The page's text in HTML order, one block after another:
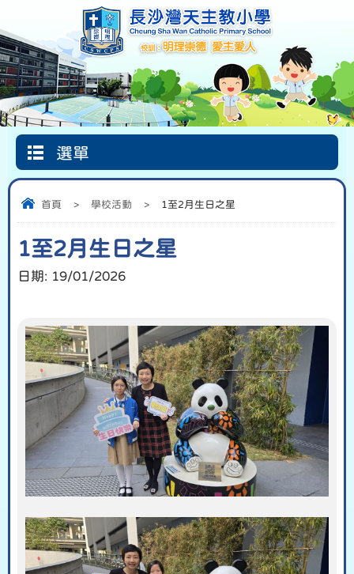
首頁
Classroom
選單
首頁 > 學校活動 > 1至2月生日之星
1至2月生日之星
日期: 19/01/2026